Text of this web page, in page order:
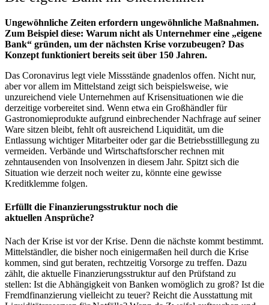
Ungewöhnliche Zeiten erfordern ungewöhnliche Maßnahmen.
Zum Beispiel diese: Warum nicht als Unternehmer eine „eigene
Bank“ gründen, um der nächsten Krise vorzubeugen? Das
Konzept funktioniert bereits seit über 150 Jahren.
Das Coronavirus legt viele Missstände gnadenlos offen. Nicht nur,
aber vor allem im Mittelstand zeigt sich beispielsweise, wie
unzureichend viele Unternehmen auf Krisensituationen wie die
derzeitige vorbereitet sind. Wenn etwa ein Großhändler für
Gastronomieprodukte aufgrund einbrechender Nachfrage auf seiner
Ware sitzen bleibt, fehlt oft ausreichend Liquidität, um die
Entlassung wichtiger Mitarbeiter oder gar die Betriebsstilllegung zu
vermeiden. Verbände und Wirtschaftsforscher rechnen mit
zehntausenden von Insolvenzen in diesem Jahr. Spitzt sich die
Situation wie derzeit noch weiter zu, könnte eine gewisse
Kreditklemme folgen.
Erfüllt die Finanzierungsstruktur noch die
aktuellen Ansprüche?
Nach der Krise ist vor der Krise. Denn die nächste kommt bestimmt.
Mittelständler, die bisher noch einigermaßen heil durch die Krise
kommen, sind gut beraten, rechtzeitig Vorsorge zu treffen. Dazu
zählt, die aktuelle Finanzierungsstruktur auf den Prüfstand zu
stellen: Ist die Abhängigkeit von Banken womöglich zu groß? Ist die
Fremdfinanzierung vielleicht zu teuer? Reicht die Ausstattung mit